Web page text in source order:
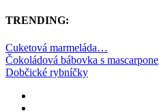
TRENDING:
Cuketová marmeláda…
Čokoládová bábovka s mascarpone
Dobčické rybníčky